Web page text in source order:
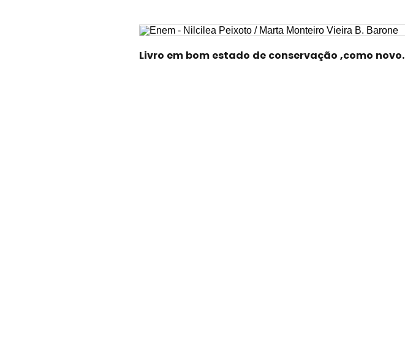
Livro em bom estado de conservação ,como novo.